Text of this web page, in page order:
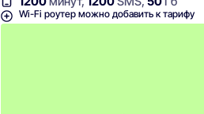
Wi-Fi роутер можно добавить к тарифу